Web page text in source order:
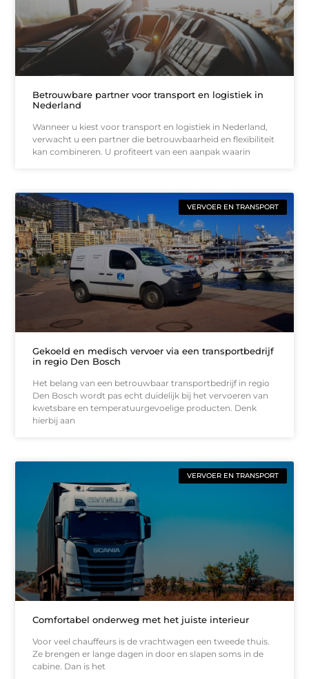
Betrouwbare partner voor transport en logistiek in
Nederland
Wanneer u kiest voor transport en logistiek in Nederland,
verwacht u een partner die betrouwbaarheid en flexibiliteit
kan combineren. U profiteert van een aanpak waarin
VERVOER EN TRANSPORT
Gekoeld en medisch vervoer via een transportbedrijf
in regio Den Bosch
Het belang van een betrouwbaar transportbedrijf in regio
Den Bosch wordt pas echt duidelijk bij het vervoeren van
kwetsbare en temperatuurgevoelige producten. Denk
hierbij aan
VERVOER EN TRANSPORT
Comfortabel onderweg met het juiste interieur
Voor veel chauffeurs is de vrachtwagen een tweede thuis.
Ze brengen er lange dagen in door en slapen soms in de
cabine. Dan is het